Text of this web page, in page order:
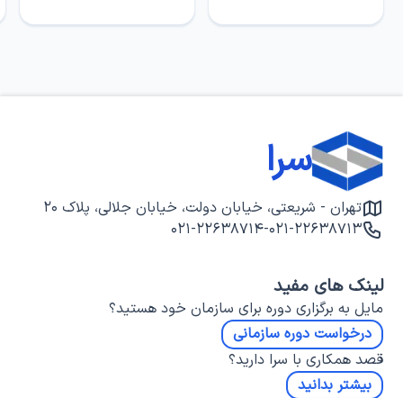
سرا
تهران - شریعتی، خیابان دولت، خیابان جلالی، پلاک ۲۰
۰۲۱-۲۲۶۳۸۷۱۳-۰۲۱-۲۲۶۳۸۷۱۴
لینک های مفید
مایل به برگزاری دوره برای سازمان خود هستید؟
درخواست دوره سازمانی
قصد همکاری با سرا دارید؟
بیشتر بدانید